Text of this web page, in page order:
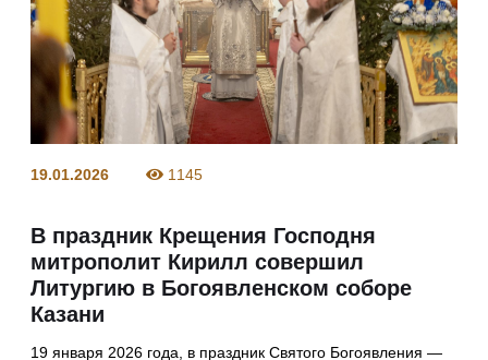
19.01.2026 1145
В праздник Крещения Господня
митрополит Кирилл совершил
Литургию в Богоявленском соборе
Казани
19 января 2026 года, в праздник Святого Богоявления —